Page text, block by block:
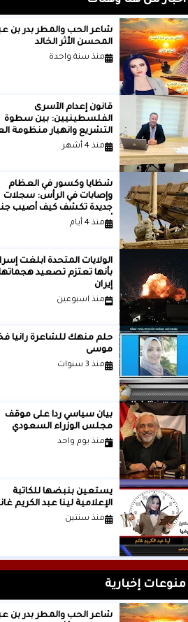
شاعر الحب والمطر بدر
المحسن الأثر الخالد
منذ سنة واحدة
قانون إعدام الأسرى
الفلسطينيين: بين سطوة
التشريع وانهيار منظومة
الدولية...بقلم الدكتور وسيم
منذ 4 أشهر
شظايا وكسور في العظام
وإصابات في الرأس: سجلات
جديدة تكشف كيف أصيب
أمريكيون في الحرب الإيرانية
منذ 4 أيام
الولايات المتحدة أبلغت
بأنها تعتزم تصعيد
إيران
منذ اسبوعين
حلم منهك للشاعرة
موسى
منذ 3 سنوات
بيان سياسي رداً على موقف
مجلس الوزراء السعودي
منذ يوم واحد
يستعين بنبضها للكاتبة
الإعلامية لينا عبد الكريم غانم
منذ سنتين
منوعات إخبارية
شاعر الحب والمطر بدر